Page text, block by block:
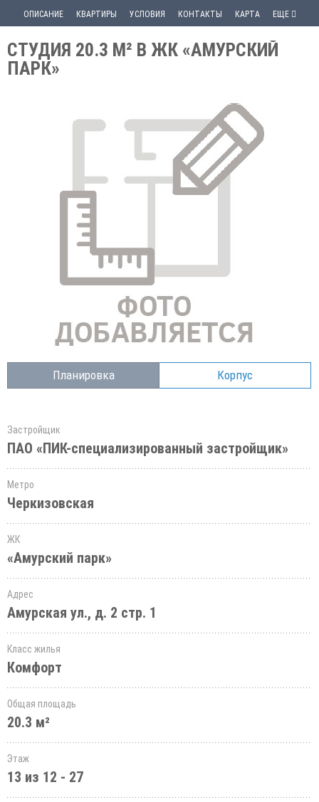
ОПИСАНИЕ КВАРТИРЫ УСЛОВИЯ КОНТАКТЫ КАРТА ЕЩЕ
СТУДИЯ 20.3 М² В ЖК «АМУРСКИЙ
ПАРК»
Планировка Корпус
Застройщик
ПАО «ПИК-специализированный застройщик»
Метро
Черкизовская
ЖК
«Амурский парк»
Адрес
Амурская ул., д. 2 стр. 1
Класс жилья
Комфорт
Общая площадь
20.3 м²
Этаж
13 из 12 - 27